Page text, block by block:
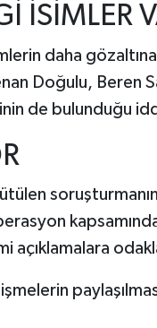
İSİMLER
daha gözaltına
Doğulu, Beren
de bulunduğu
açıklamalara